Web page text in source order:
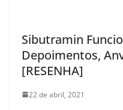
Sibutramin
Depoimentos,
[RESENHA]
22 de abril, 2021